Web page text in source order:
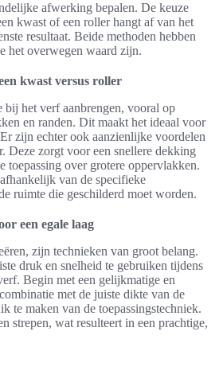
afwerking bepalen. De keuze
kwast of een roller hangt af van het
resultaat. Beide methoden hebben
het overwegen waard zijn.
kwast versus roller
bij het verf aanbrengen, vooral op
en randen. Dit maakt het ideaal voor
zijn echter ook aanzienlijke voordelen
Deze zorgt voor een snellere dekking
toepassing over grotere oppervlakken.
van de specifieke
ruimte die geschilderd moet worden.
een egale laag
zijn technieken van groot belang.
druk en snelheid te gebruiken tijdens
Begin met een gelijkmatige en
met de juiste dikte van de
te maken van de toepassingstechniek.
strepen, wat resulteert in een prachtige,